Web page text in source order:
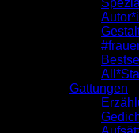
Spezial
Gattungen